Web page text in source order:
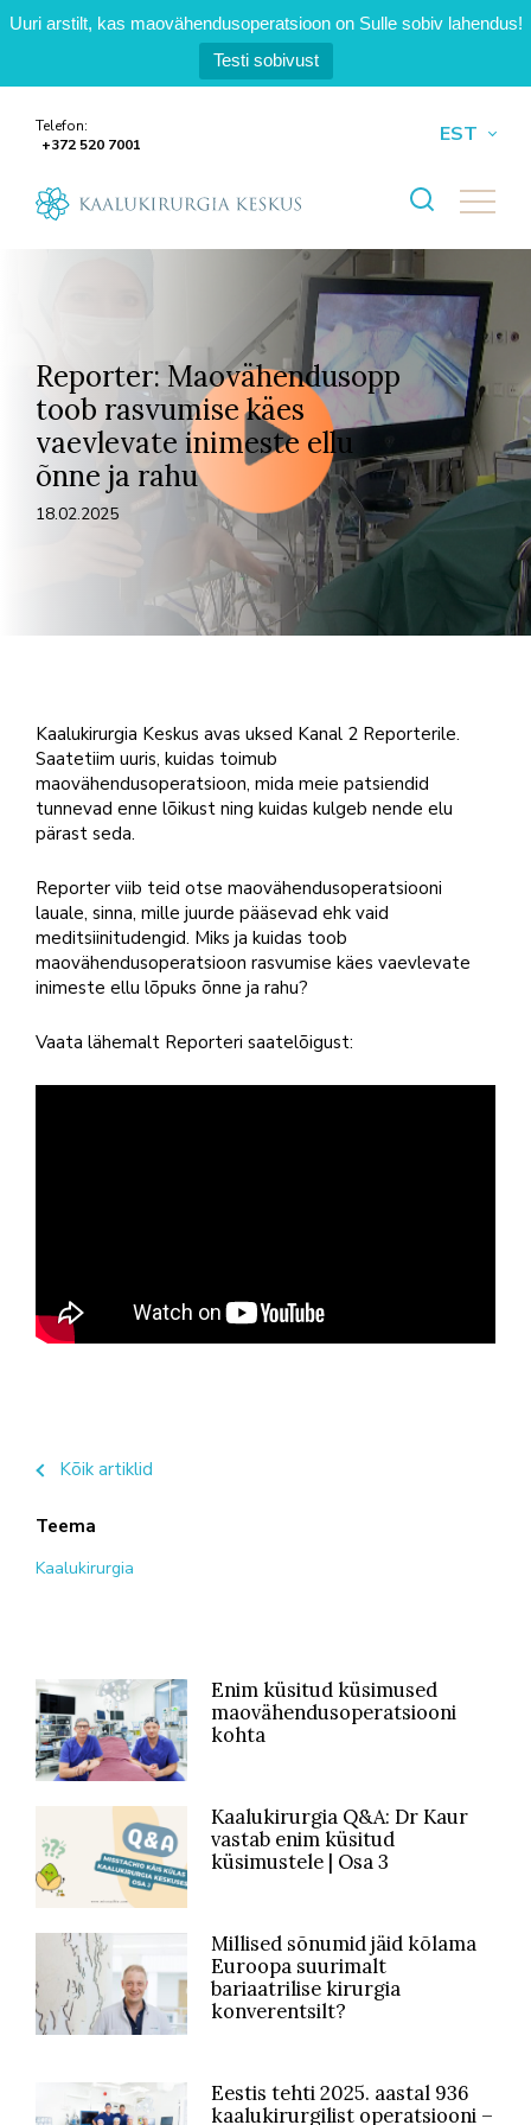
Uuri arstilt, kas maovähendusoperatsioon on Sulle sobiv lahendus!
Testi sobivust
Telefon:
+372 520 7001
EST
Open
Reporter: Maovähendusopp
toob rasvumise käes
vaevlevate inimeste ellu
õnne ja rahu
18.02.2025
Kaalukirurgia Keskus avas uksed Kanal 2 Reporterile.
Saatetiim uuris, kuidas toimub
maovähendusoperatsioon, mida meie patsiendid
tunnevad enne lõikust ning kuidas kulgeb nende elu
pärast seda.
Reporter viib teid otse maovähendusoperatsiooni
lauale, sinna, mille juurde pääsevad ehk vaid
meditsiinitudengid. Miks ja kuidas toob
maovähendusoperatsioon rasvumise käes vaevlevate
inimeste ellu lõpuks õnne ja rahu?
Vaata lähemalt Reporteri saatelõigust:
Kõik artiklid
Teema
Kaalukirurgia
Enim küsitud küsimused
maovähendusoperatsiooni
kohta
Kaalukirurgia Q&A: Dr Kaur
vastab enim küsitud
küsimustele | Osa 3
Millised sõnumid jäid kõlama
Euroopa suurimalt
bariaatrilise kirurgia
konverentsilt?
Eestis tehti 2025. aastal 936
kaalukirurgilist operatsiooni –